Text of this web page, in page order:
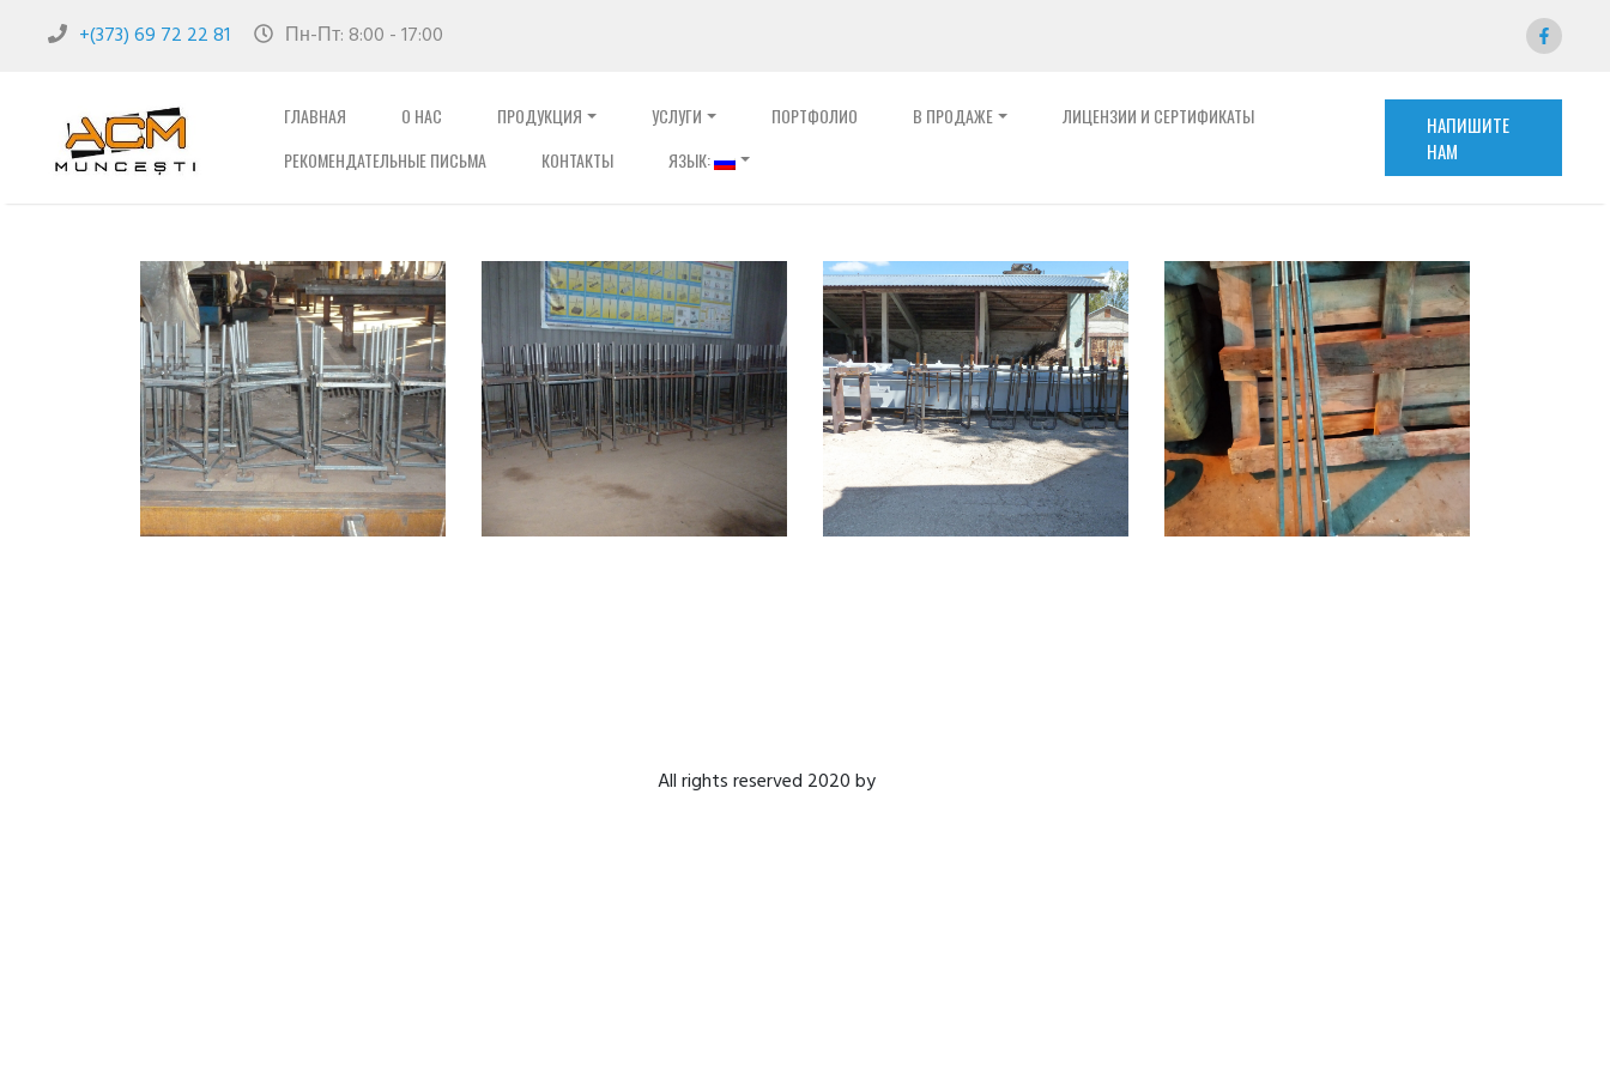
+(373) 69 72 22 81 Пн-Пт: 8:00 - 17:00
ГЛАВНАЯ О НАС ПРОДУКЦИЯ УСЛУГИ ПОРТФОЛИО В ПРОДАЖЕ
ЛИЦЕНЗИИ И СЕРТИФИКАТЫ
РЕКОМЕНДАТЕЛЬНЫЕ ПИСЬМА
КОНТАКТЫ ЯЗЫК:
НАПИШИТЕ
НАМ
All rights reserved 2020 by